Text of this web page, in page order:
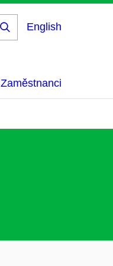
English
Zaměstnanci